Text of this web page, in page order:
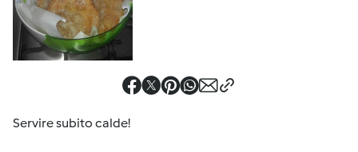
Servire subito calde!